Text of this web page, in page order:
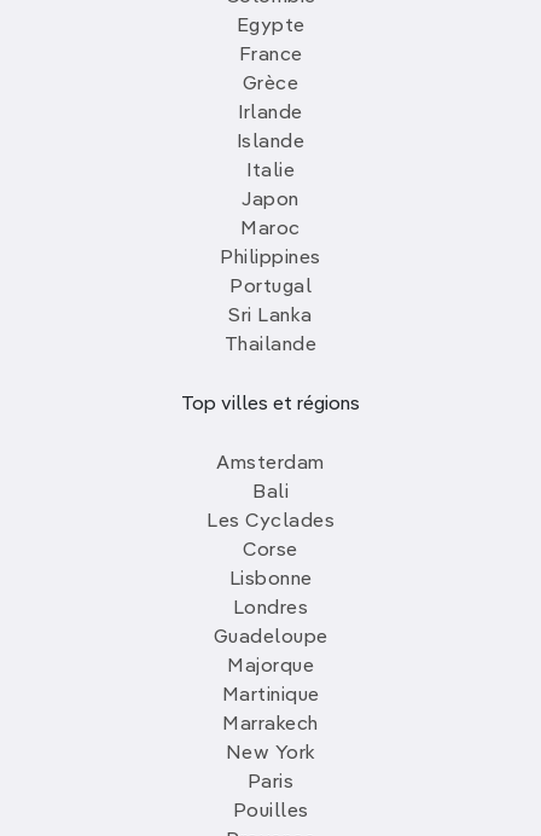
Egypte
France
Grèce
Irlande
Islande
Italie
Japon
Maroc
Philippines
Portugal
Sri Lanka
Thailande
Top villes et régions
Amsterdam
Bali
Les Cyclades
Corse
Lisbonne
Londres
Guadeloupe
Majorque
Martinique
Marrakech
New York
Paris
Pouilles